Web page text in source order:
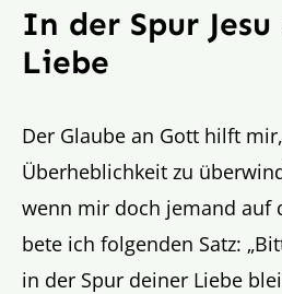
In der Spur
Liebe
Der Glaube an Gott hilft
Überheblichkeit zu
wenn mir doch jemand auf
bete ich folgenden Satz:
in der Spur deiner Liebe